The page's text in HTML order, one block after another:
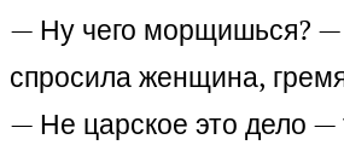
— Ну чего морщишься? —
спросила женщина,
— Не царское это дело —